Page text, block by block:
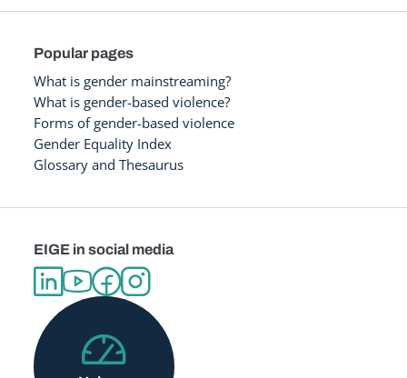
Popular pages
What is gender mainstreaming?
What is gender-based violence?
Forms of gender-based violence
Gender Equality Index
Glossary and Thesaurus
EIGE in social media